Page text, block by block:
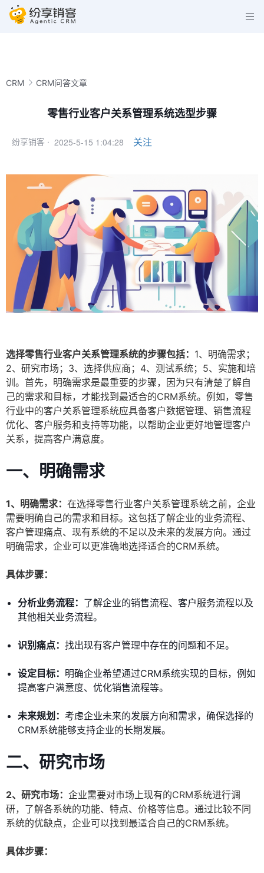
CRM CRM问答文章
零售行业客户关系管理系统选型步骤
纷享销客 · 2025-5-15 1:04:28 关注
选择零售行业客户关系管理系统的步骤包括： 1、明确需求；
2、研究市场；3、选择供应商；4、测试系统；5、实施和培
训。首先，明确需求是最重要的步骤，因为只有清楚了解自
己的需求和目标，才能找到最适合的CRM系统。例如，零售
行业中的客户关系管理系统应具备客户数据管理、销售流程
优化、客户服务和支持等功能，以帮助企业更好地管理客户
关系，提高客户满意度。
一、明确需求
1、明确需求： 在选择零售行业客户关系管理系统之前，企业
需要明确自己的需求和目标。这包括了解企业的业务流程、
客户管理痛点、现有系统的不足以及未来的发展方向。通过
明确需求，企业可以更准确地选择适合的CRM系统。
具体步骤：
分析业务流程： 了解企业的销售流程、客户服务流程以及
其他相关业务流程。
识别痛点： 找出现有客户管理中存在的问题和不足。
设定目标： 明确企业希望通过CRM系统实现的目标，例如
提高客户满意度、优化销售流程等。
未来规划： 考虑企业未来的发展方向和需求，确保选择的
CRM系统能够支持企业的长期发展。
二、研究市场
2、研究市场： 企业需要对市场上现有的CRM系统进行调
研，了解各系统的功能、特点、价格等信息。通过比较不同
系统的优缺点，企业可以找到最适合自己的CRM系统。
具体步骤：